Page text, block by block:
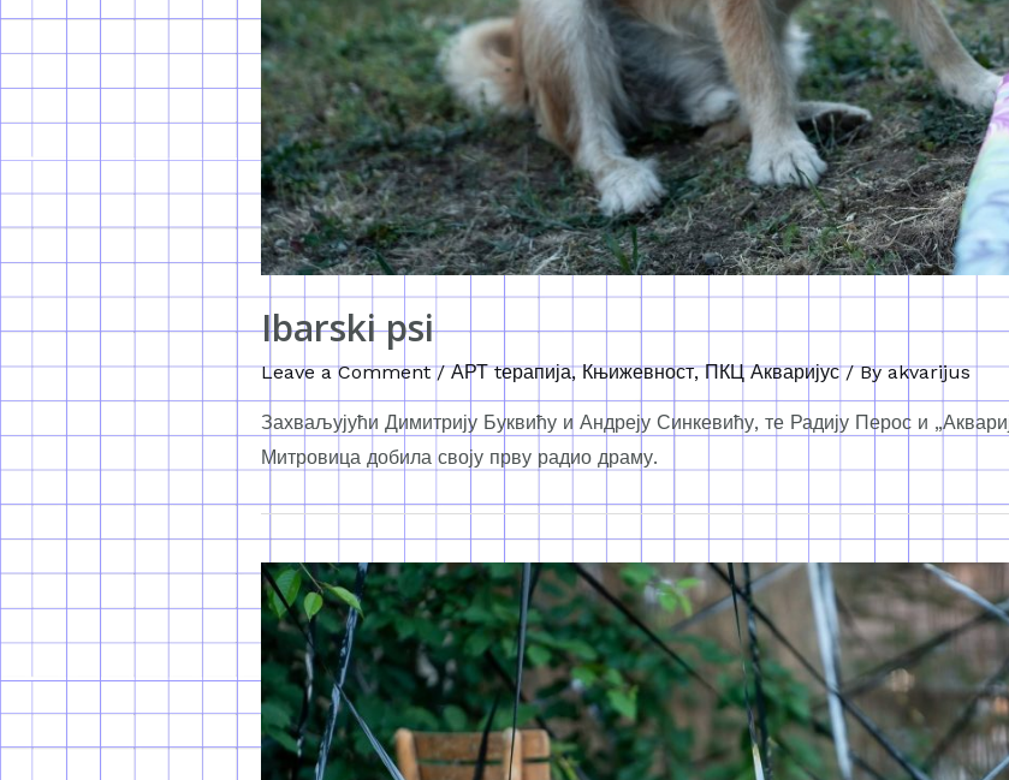
Ibarski psi
Leave a Comment /АРТ tерапија,Књижевност,ПКЦ Акваријус/ Byakvarijus
Захваљујући Димитрију Буквићу и Андреју Синкевићу, те Радију Перос и
Митровица добила своју прву радио драму.